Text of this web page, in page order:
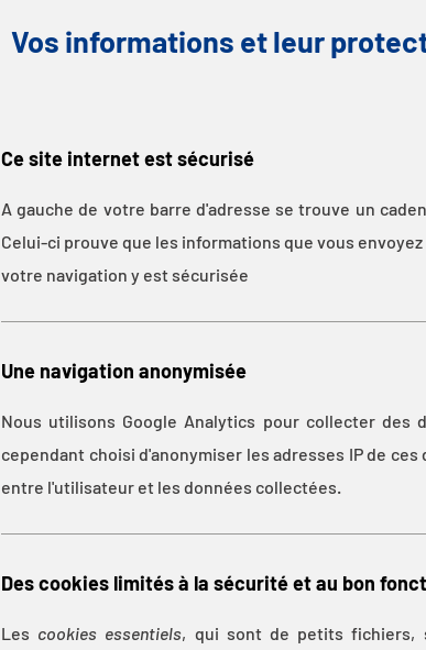
Vos informations et leur
Ce site internet est sécurisé
A gauche de votre barre d'adresse se trouve un
Celui-ci prouve que les informations que vous
votre navigation y est sécurisée
Une navigation anonymisée
Nous utilisons Google Analytics pour collecter des
cependant choisi d'anonymiser les adresses IP de
entre l'utilisateur et les données collectées.
Des cookies limités à la sécurité et au bon
Les cookies essentiels, qui sont de petits fichiers,